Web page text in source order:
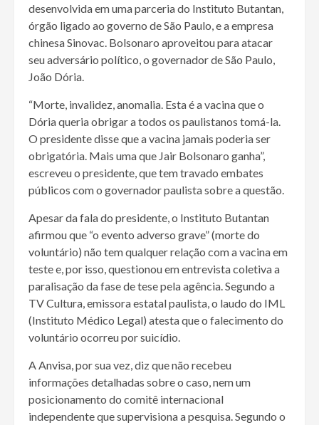
desenvolvida em uma parceria do Instituto Butantan,
órgão ligado ao governo de São Paulo, e a empresa
chinesa Sinovac. Bolsonaro aproveitou para atacar
seu adversário político, o governador de São Paulo,
João Dória.
“Morte, invalidez, anomalia. Esta é a vacina que o
Dória queria obrigar a todos os paulistanos tomá-la.
O presidente disse que a vacina jamais poderia ser
obrigatória. Mais uma que Jair Bolsonaro ganha”,
escreveu o presidente, que tem travado embates
públicos com o governador paulista sobre a questão.
Apesar da fala do presidente, o Instituto Butantan
afirmou que “o evento adverso grave” (morte do
voluntário) não tem qualquer relação com a vacina em
teste e, por isso, questionou em entrevista coletiva a
paralisação da fase de tese pela agência. Segundo a
TV Cultura, emissora estatal paulista, o laudo do IML
(Instituto Médico Legal) atesta que o falecimento do
voluntário ocorreu por suicídio.
A Anvisa, por sua vez, diz que não recebeu
informações detalhadas sobre o caso, nem um
posicionamento do comitê internacional
independente que supervisiona a pesquisa. Segundo o